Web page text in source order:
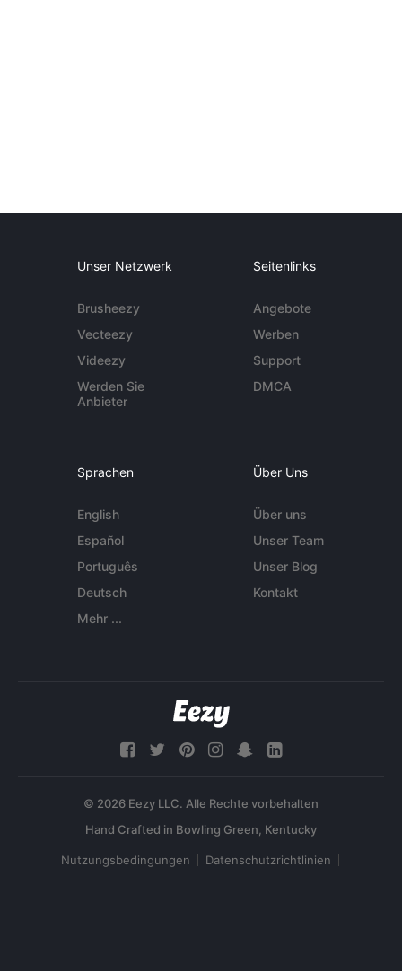
Unser Netzwerk
Brusheezy
Vecteezy
Videezy
Werden Sie
Anbieter
Seitenlinks
Angebote
Werben
Support
DMCA
Sprachen
English
Español
Português
Deutsch
Mehr ...
Über Uns
Über uns
Unser Team
Unser Blog
Kontakt
© 2026 Eezy LLC. Alle Rechte vorbehalten
Nutzungsbedingungen Datenschutzrichtlinien